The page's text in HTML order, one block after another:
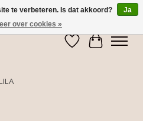
Verlanglijst
te verbeteren. Is dat akkoord?
Ja
over cookies »